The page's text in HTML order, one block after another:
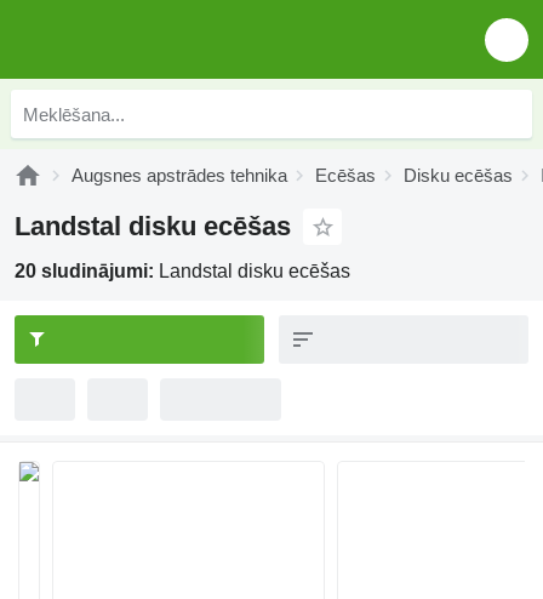
Augsnes apstrādes tehnika Ecēšas Disku ecēšas
Landstal disku ecēšas
20 sludinājumi: Landstal disku ecēšas